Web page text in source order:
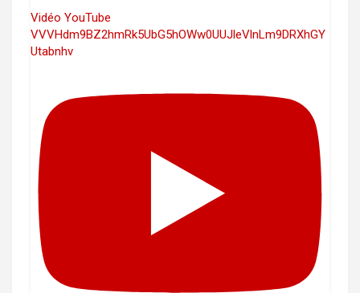
Vidéo YouTube
VVVHdm9BZ2hmRk5UbG5hOWw0UUJleVlnLm9DRXhGY
Utabnhv